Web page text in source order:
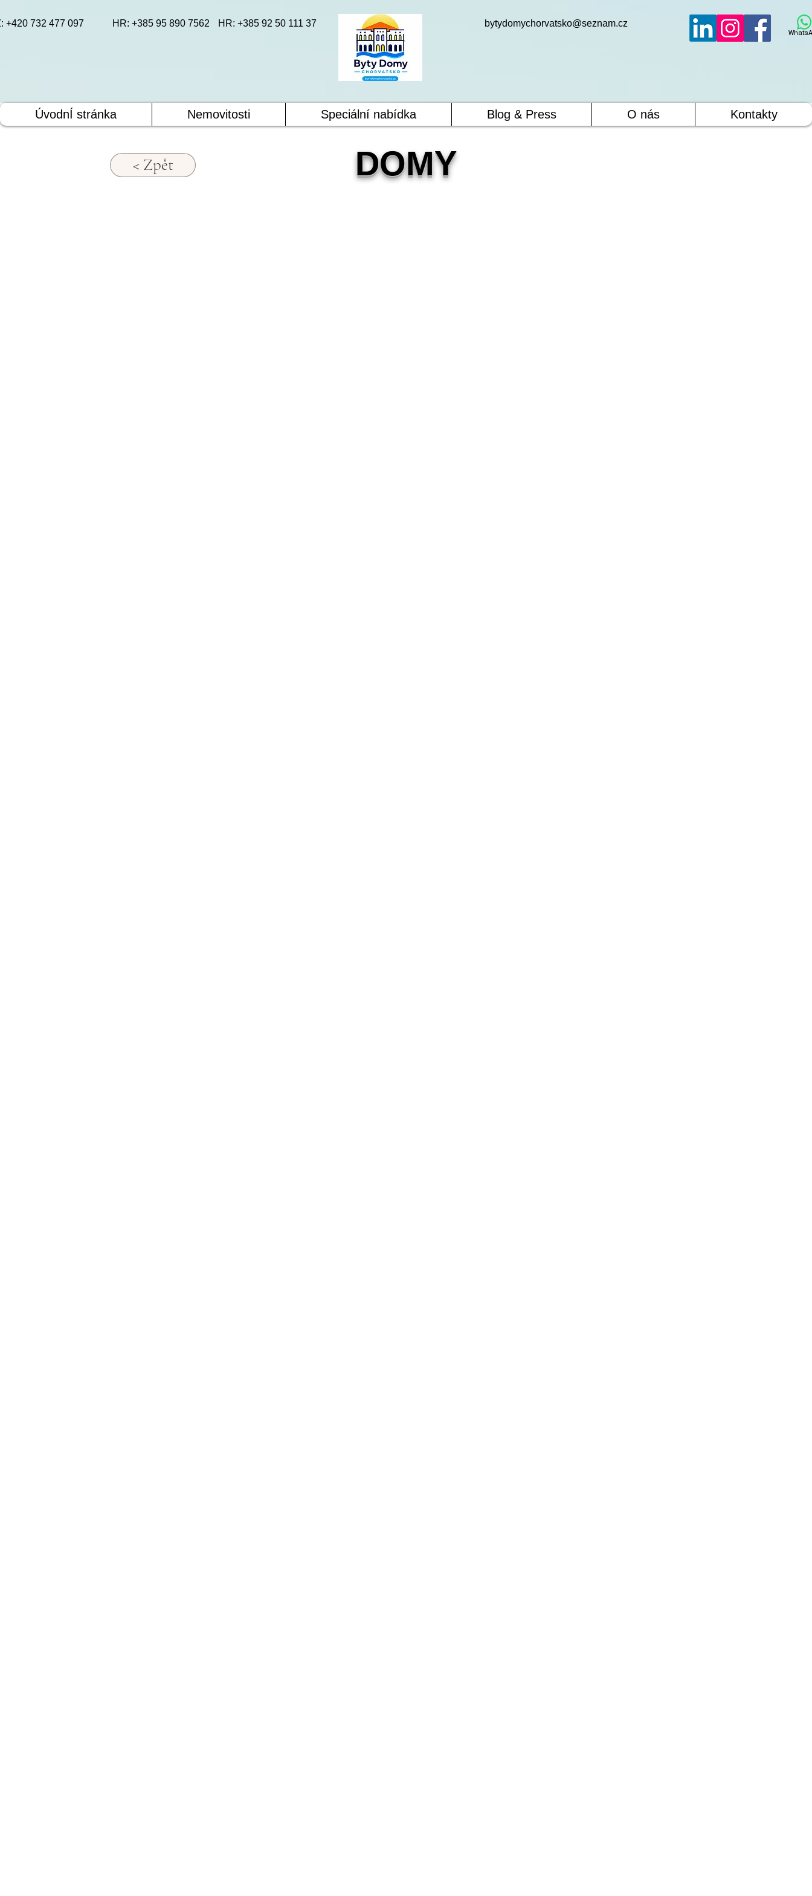
+420 732 477 097 HR: +385 95 890 7562 HR: +385 92 50 111 37 bytydomychorvatsko@seznam.cz
ÚvodnÍ stránka Nemovitosti Speciální nabídka Blog & Press O nás Kontakty
< Zpět DOMY